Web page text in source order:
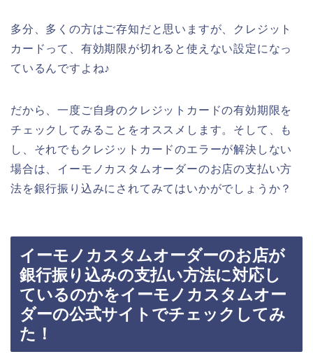
多分、多くの方はご存知だと思いますが、クレジット
カードって、有効期限が切れると使えない設定になっ
ているんですよね♪
だから、一度ご自身のクレジットカードの有効期限を
チェックしてみることをオススメします。そして、も
し、それでもクレジットカードのエラーが解決しない
場合は、イーモノカスタムオーダーのお店の支払い方
法を銀行振り込みにされてみてはいかがでしょうか？
イーモノカスタムオーダーのお店が
銀行振り込みの支払い方法に対応し
ているのかをイーモノカスタムオー
ダーの公式サイトでチェックしてみ
た！